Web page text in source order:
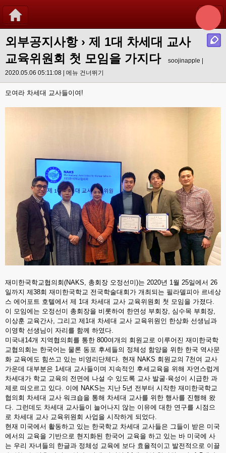
외부공지사항› 제 1대 차세대 교사
교육위원회 첫 모임을 가지다
soojinapple |
2020.05.06 05:11:08 | 메뉴 건너뛰기
모여라 차세대 교사들이여!
재미한국학교협의회(NAKS, 총회장 오정선미)는 2020년 1월 25일에서 26
일까지 제38회 재미한국학교 전국학술대회가 개최되는 필라델피아 르네상
스 에어포트 호텔에서 제 1대 차세대 교사 교육위원회 첫 모임을 가졌다.
이 모임에는 오정선미 총회장을 비롯하여 한연성 부회장, 심수목 부회장,
이상훈 교육간사, 그리고 제1대 차세대 교사 교육위원인 한상화 선생님과
이영학 선생님이 자리를 함께 하였다.
미국내14개 지역협의회를 통한 800여개의 회원교로 이루어진 재미한국학
교협의회는 한국어는 물론 동포 후세들의 정체성 함양을 위한 한국 역사문
화 교육에도 힘쓰고 있는 비영리단체다. 현재 NAKS 회원교의 7천여 교사
가운데 대부분은 1세대 교사들이며 지속적인 후세교육을 위해 자연스럽게
차세대가 학교 교육의 전면에 나설 수 있도록 교사 발굴·육성이 시급한 과
제로 떠오르고 있다. 이에 NAKS는 지난 5년 전부터 시작한 재미한국학교
협의회 차세대 교사 워크숍을 통해 차세대 교사를 위한 행사를 진행해 왔
다. 그런데도 차세대 교사들이 늘어나지 않는 이유에 대한 연구를 시점으
로 차세대 교사 교육위원회 사업을 시작하게 되었다.
현재 미국에서 활동하고 있는 한국학교 차세대 교사들은 그들이 받은 미국
에서의 교육을 기반으로 현지화된 한국어 교육을 하고 있는 바 미국에 사
는 우리 자녀들의 한글과 정체성 교육에 보다 효율적이고 발전적으로 이끌